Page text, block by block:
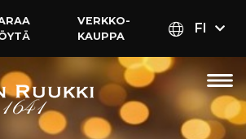
VERKKO­
KAUPPA
FI